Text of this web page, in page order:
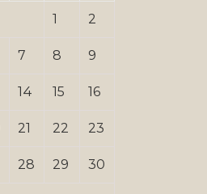
1 2
7 8 9
14 15 16
21 22 23
28 29 30